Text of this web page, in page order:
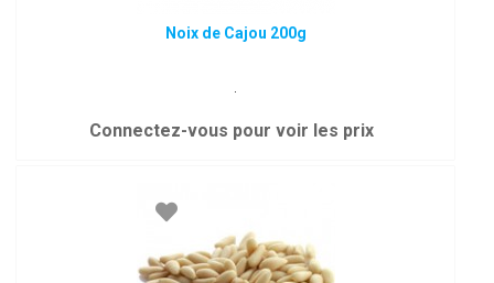
Noix de Cajou 200g
.
Connectez-vous pour voir les prix